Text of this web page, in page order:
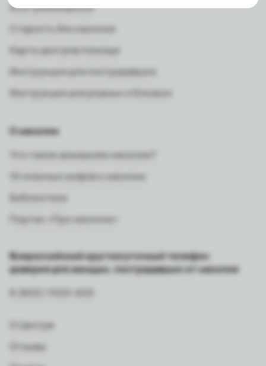
SOS-размещение
Старость без насилия
Карта центров помощи
Инструкция для пострадавших
Инструкция для родных и близких
О насилии
Что такое домашнее насилие?
10 опасных мифов о насилии
Библиотека
Портал «Про насилие»
Всероссийский круглосуточный телефон
доверия для женщин, пострадавших от насилия
8 (800) 7000-600
О Центре
Отзывы